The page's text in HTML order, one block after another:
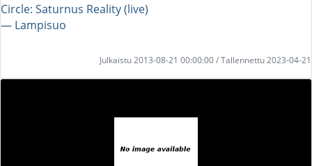
Circle: Saturnus Reality (live)
― Lampisuo
Julkaistu 2013-08-21 00:00:00 / Tallennettu 2023-04-21